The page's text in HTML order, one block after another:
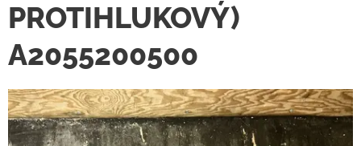
PROTIHLUKOVÝ)
A2055200500